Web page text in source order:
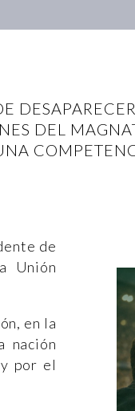
DEL
de
Unión
en la
nación
por el